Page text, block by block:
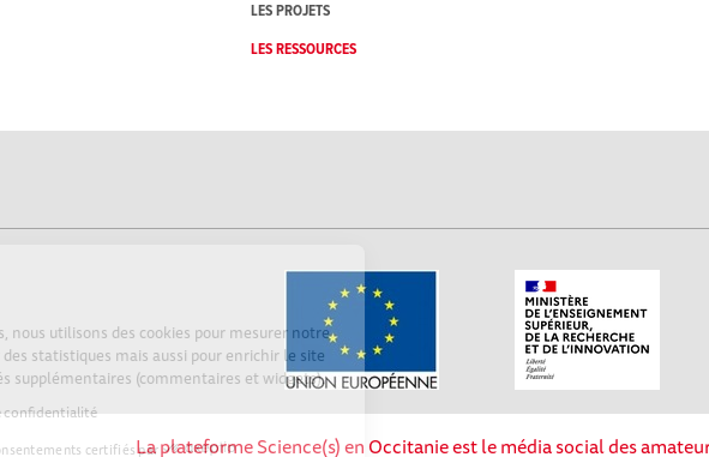
Sur Echosciences, nous utilisons des cookies pour mesurer notre
audience, établir des statistiques mais aussi pour enrichir le site
de fonctionnalités supplémentaires (commentaires et widgets).
Lire la politique de confidentialité
Consentements certifiés par
LES PROJETS
LES RESSOURCES
La plateforme Science(s) en Occitanie est le média social des